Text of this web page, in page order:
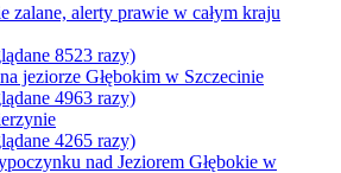
zalane, alerty prawie w całym kraju
8523 razy)
jeziorze Głębokim w Szczecinie
4963 razy)
4265 razy)
nad Jeziorem Głębokie w